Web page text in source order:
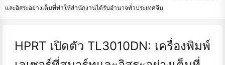
และอิสระอย่างเต็มที่ทําให้สำนักงานได้รับอำนาจทั่วประเทศจีน
HPRT เปิดตัว TL3010DN: เครื่องพิมพ์